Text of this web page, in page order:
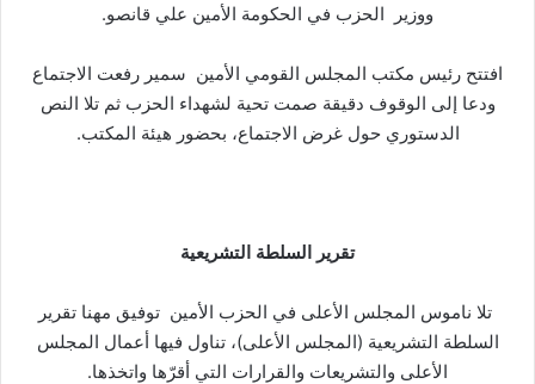
ووزير الحزب في الحكومة الأمين علي قانصو.
افتتح رئيس مكتب المجلس القومي الأمين سمير رفعت الاجتماع
ودعا إلى الوقوف دقيقة صمت تحية لشهداء الحزب ثم تلا النص
الدستوري حول غرض الاجتماع، بحضور هيئة المكتب.
تقرير السلطة التشريعية
تلا ناموس المجلس الأعلى في الحزب الأمين توفيق مهنا تقرير
السلطة التشريعية (المجلس الأعلى)، تناول فيها أعمال المجلس
الأعلى والتشريعات والقرارات التي أقرّها واتخذها.